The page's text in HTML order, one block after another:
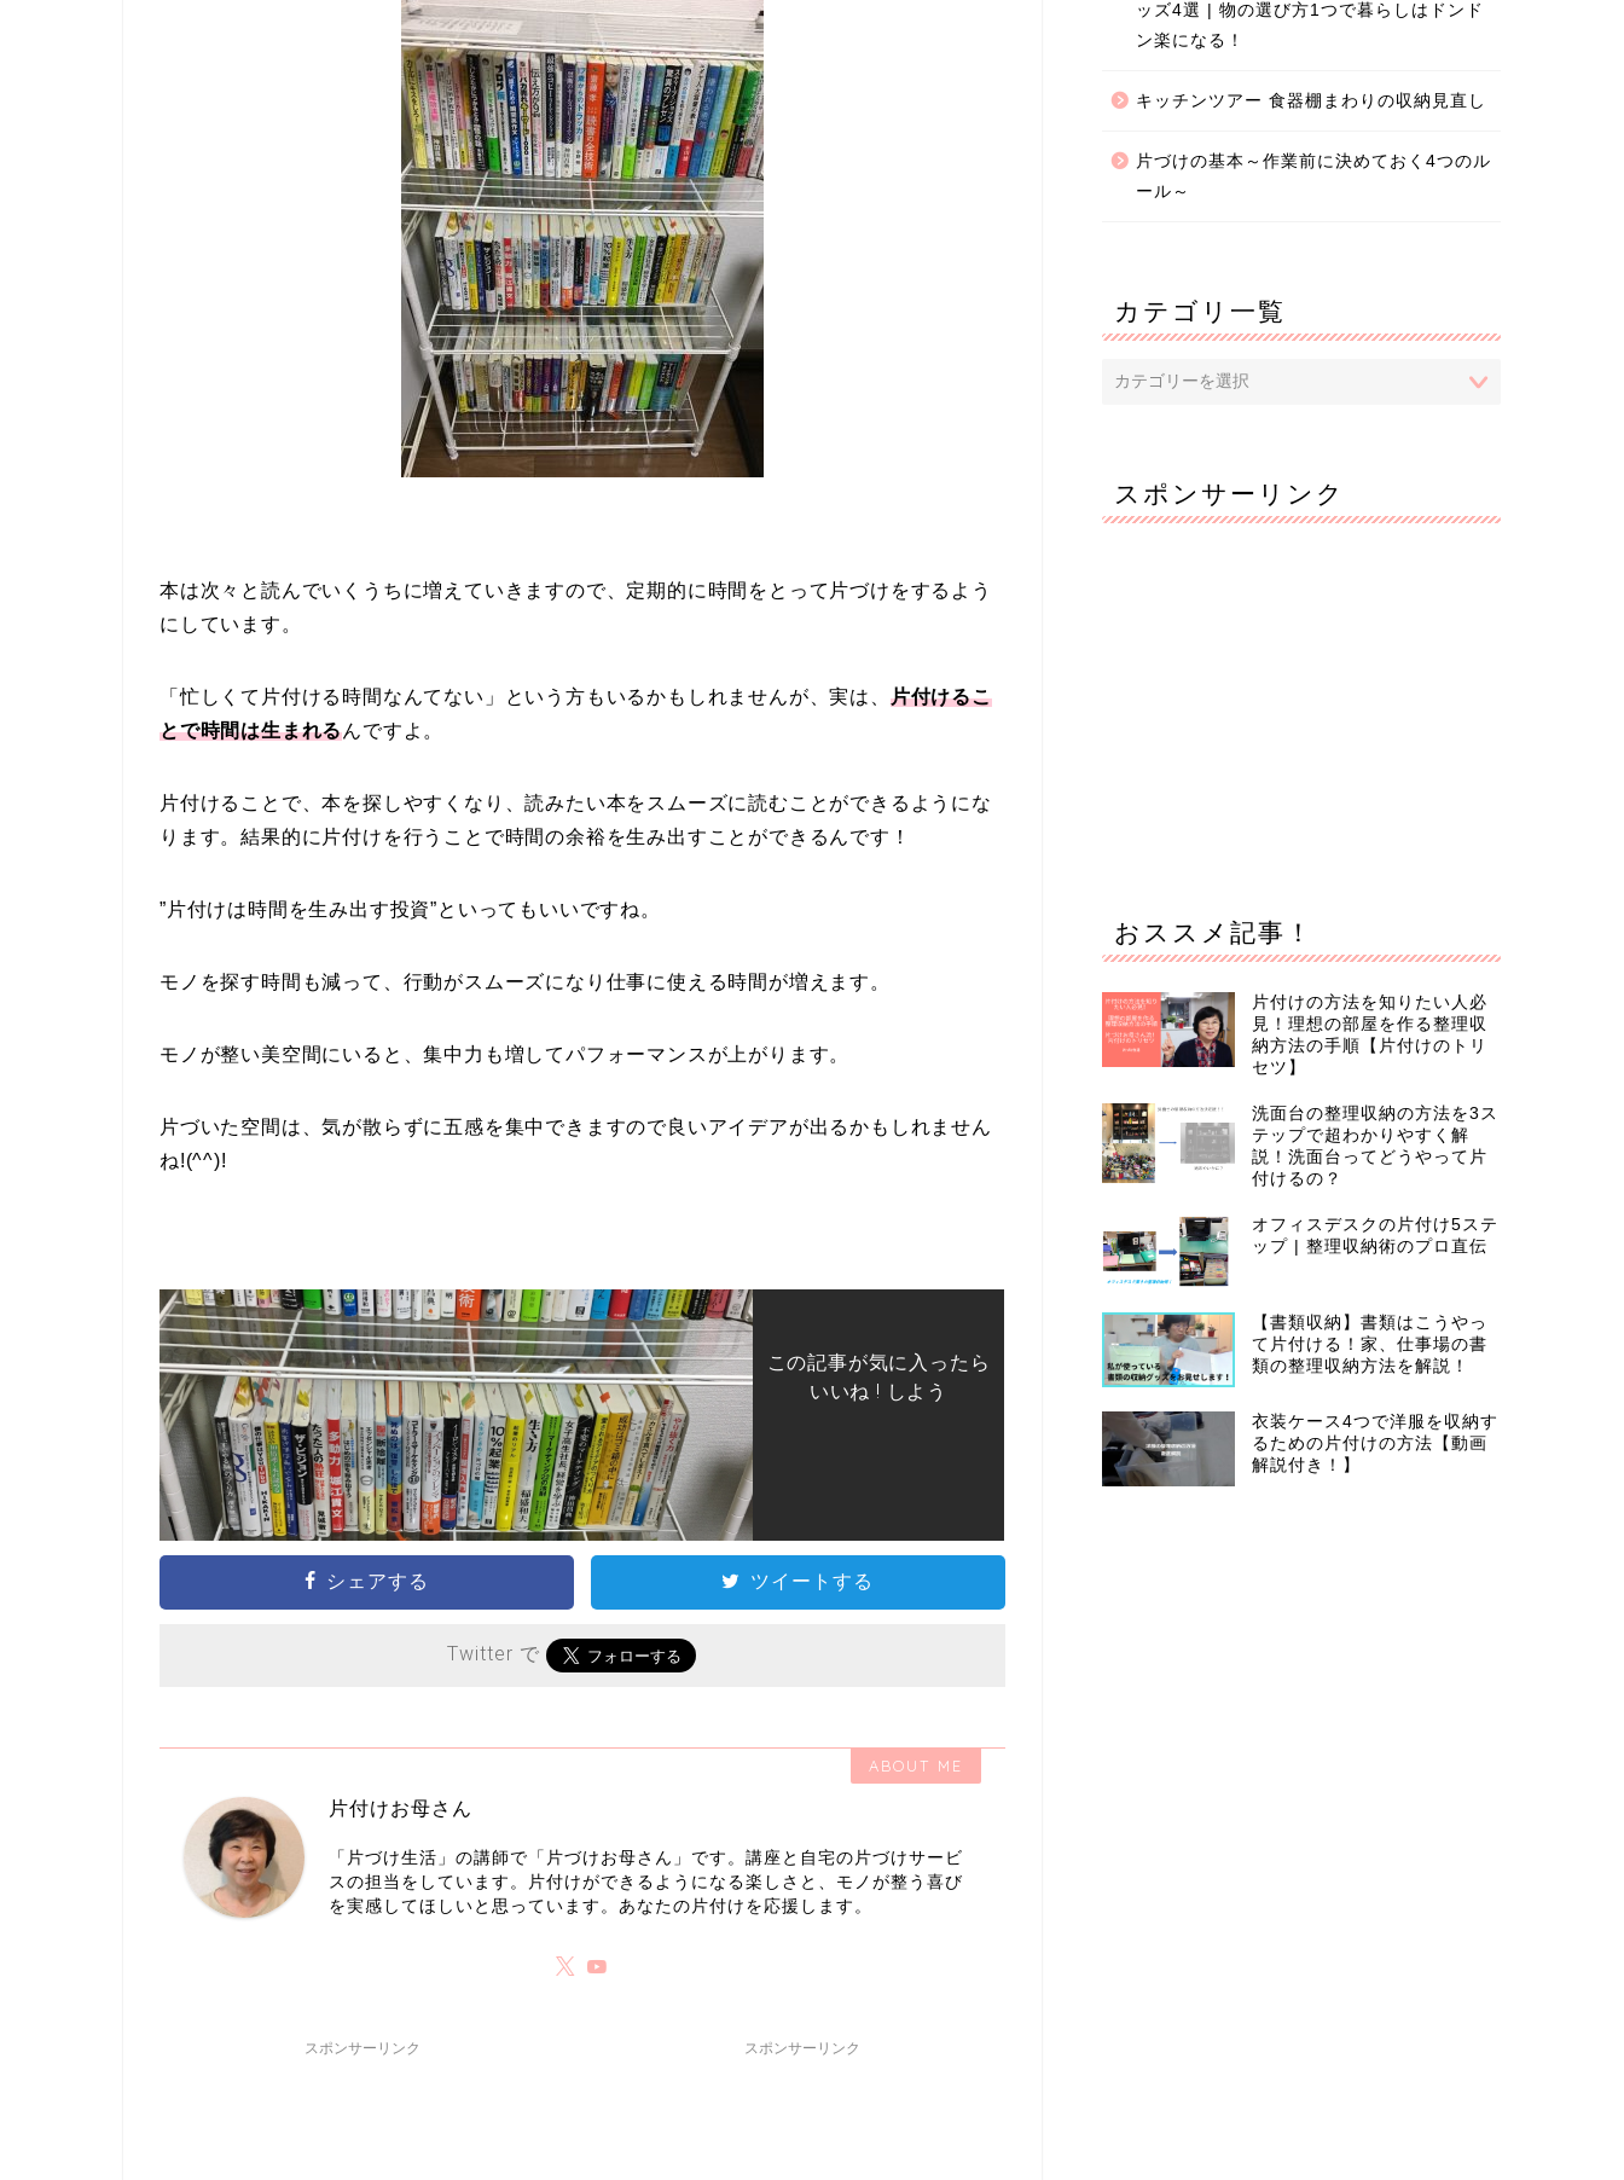
本は次々と読んでいくうちに増えていきますので、定期的に時間をとって片づけをするよう
にしています。
「忙しくて片付ける時間なんてない」という方もいるかもしれませんが、実は、 片付けるこ
とで時間は生まれるんですよ。
片付けることで、本を探しやすくなり、読みたい本をスムーズに読むことができるようにな
ります。結果的に片付けを行うことで時間の余裕を生み出すことができるんです！
”片付けは時間を生み出す投資”といってもいいですね。
モノを探す時間も減って、行動がスムーズになり仕事に使える時間が増えます。
モノが整い美空間にいると、集中力も増してパフォーマンスが上がります。
片づいた空間は、気が散らずに五感を集中できますので良いアイデアが出るかもしれません
ね!(^^)!
この記事が気に入ったら
いいね ! しよう
シェアする ツイートする
Twitter で
ABOUT ME
片付けお母さん
「片づけ生活」の講師で「片づけお母さん」です。講座と自宅の片づけサービ
スの担当をしています。片付けができるようになる楽しさと、モノが整う喜び
を実感してほしいと思っています。あなたの片付けを応援します。
スポンサーリンク スポンサーリンク
ッズ4選 | 物の選び方1つで暮らしはドンド
ン楽になる！
キッチンツアー 食器棚まわりの収納見直し
片づけの基本～作業前に決めておく4つのル
ール～
カテゴリ一覧
スポンサーリンク
おススメ記事！
片付けの方法を知りたい人必
見！理想の部屋を作る整理収
納方法の手順【片付けのトリ
セツ】
洗面台の整理収納の方法を3ス
テップで超わかりやすく解
説！洗面台ってどうやって片
付けるの？
オフィスデスクの片付け5ステ
ップ | 整理収納術のプロ直伝
【書類収納】書類はこうやっ
て片付ける！家、仕事場の書
類の整理収納方法を解説！
衣装ケース4つで洋服を収納す
るための片付けの方法【動画
解説付き！】